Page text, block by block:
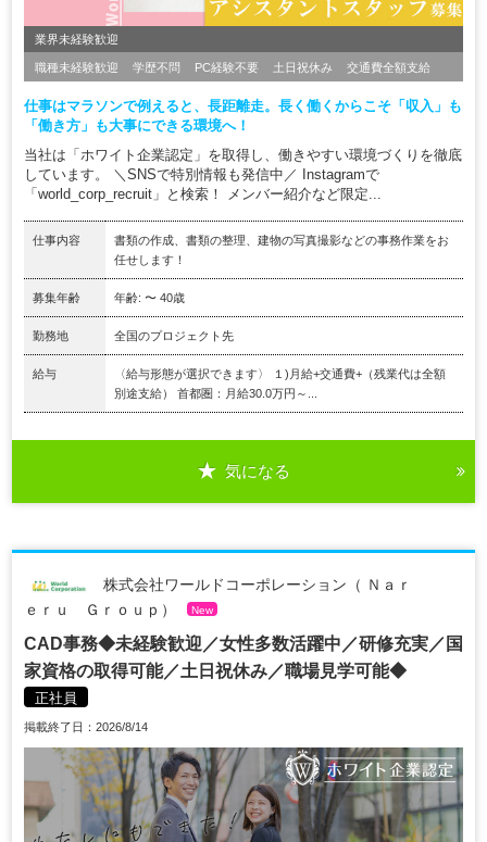
業界未経験歓迎
職種未経験歓迎 学歴不問 PC経験不要 土日祝休み 交通費全額支給
仕事はマラソンで例えると、長距離走。長く働くからこそ「収入」も
「働き方」も大事にできる環境へ！
当社は「ホワイト企業認定」を取得し、働きやすい環境づくりを徹底
しています。 ＼SNSで特別情報も発信中／ Instagramで
「world_corp_recruit」と検索！ メンバー紹介など限定...
仕事内容
書類の作成、書類の整理、建物の写真撮影などの事務作業をお
任せします！
募集年齢 年齢: 〜 40歳
勤務地 全国のプロジェクト先
給与
〈給与形態が選択できます〉 １)月給+交通費+（残業代は全額
別途支給） 首都圏：月給30.0万円～...
気になる
株式会社ワールドコーポレーション（ Ｎａｒ
ｅｒｕ Ｇｒｏｕｐ）
New
CAD事務◆未経験歓迎／女性多数活躍中／研修充実／国
家資格の取得可能／土日祝休み／職場見学可能◆
正社員
掲載終了日：2026/8/14